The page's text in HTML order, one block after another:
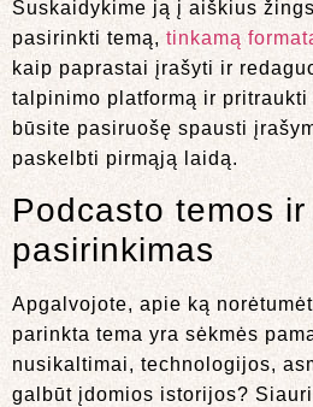
Suskaidykime ją į aiškius
pasirinkti temą, tinkamą
kaip paprastai įrašyti ir
talpinimo platformą ir
būsite pasiruošę spausti
paskelbti pirmąją laidą.
Podcasto temos
pasirinkimas
Apgalvojote, apie ką
parinkta tema yra sėkmės
nusikaltimai, technologijos,
galbūt įdomios istorijos?